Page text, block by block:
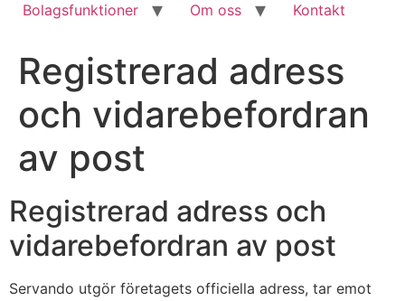
Bolagsfunktioner
Om oss Kontakt
Registrerad adress
och vidarebefordran
av post
Registrerad adress och
vidarebefordran av post
Servando utgör företagets officiella adress, tar emot